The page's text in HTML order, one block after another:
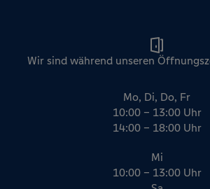
Wir sind während unseren
Mo, Di, Do, Fr
10:00 – 13:00 Uhr
14:00 – 18:00 Uhr
Mi
10:00 – 13:00 Uhr